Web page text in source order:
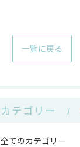
一覧に戻る
カテゴリー
全てのカテゴリー